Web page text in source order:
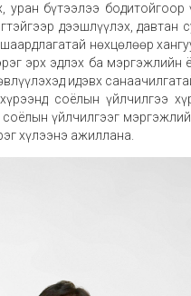
уран бүтээлээ бодитойгоор
дээшлүүлэх, давтан
нөхцөлөөр
эрх эдлэх ба мэргэжлийн
идэвх
соёлын үйлчилгээ
үйлчилгээг
хүлээнэ ажиллана.